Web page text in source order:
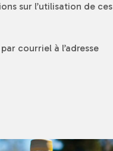
sur l’utilisation de ces
courriel à l’adresse